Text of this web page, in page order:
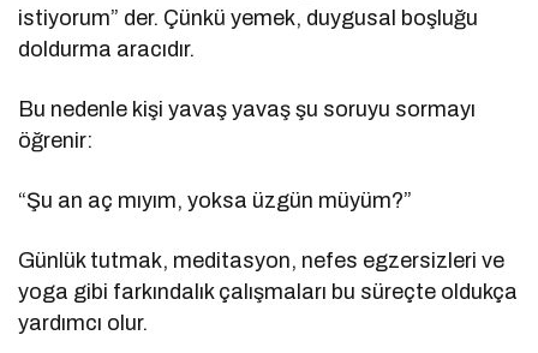
istiyorum” der. Çünkü yemek, duygusal boşluğu
doldurma aracıdır.
Bu nedenle kişi yavaş yavaş şu soruyu sormayı
öğrenir:
“Şu an aç mıyım, yoksa üzgün müyüm?”
Günlük tutmak, meditasyon, nefes egzersizleri ve
yoga gibi farkındalık çalışmaları bu süreçte oldukça
yardımcı olur.